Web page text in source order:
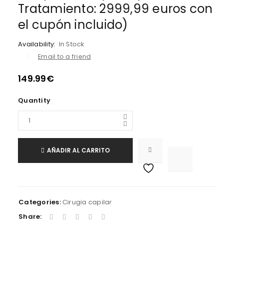
Tratamiento: 2999,99 euros con
el cupón incluido)
Availability: In Stock
Email to a friend
149.99€
Quantity
AÑADIR AL CARRITO
Categories: Cirugia capilar
Share: